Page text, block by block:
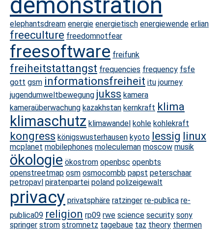
elephantsdream energie energietisch energiewende erlian
freeculture freedomnotfear
freesoftware freifunk
freiheitstattangst frequencies frequency fsfe
gott gsm informationsfreiheit itu journey
jugendumweltbewegung jukss kamera
kameraüberwachung kazakhstan kernkraft klima
klimaschutz klimawandel kohle kohlekraft
kongress königswusterhausen kyoto lessig linux
mcplanet mobilephones moleculeman moscow musik
ökologie ökostrom openbsc openbts
openstreetmap osm osmocombb papst peterschaar
petropavl piratenpartei poland polizeigewalt
privacy privatsphäre ratzinger re-publica re-
publica09 religion rp09 rwe science security sony
springer strom stromnetz tagebaue taz theory thermen